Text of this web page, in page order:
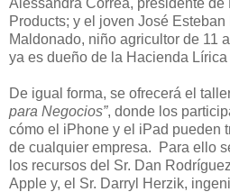
Products; y el joven José Esteban
Maldonado, niño agricultor de 11
ya es dueño de la Hacienda Lírica
De igual forma, se ofrecerá el
para Negocios”, donde los
cómo el iPhone y el iPad pueden
de cualquier empresa. Para ello
los recursos del Sr. Dan
Apple y, el Sr. Darryl Herzik, i